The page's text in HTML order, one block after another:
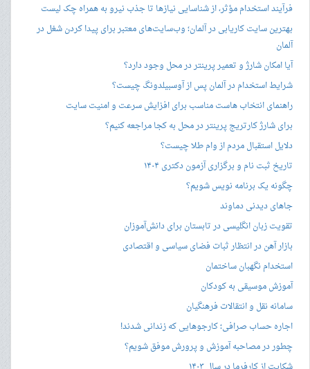
فرآیند استخدام مؤثر، از شناسایی نیازها تا جذب نیرو به همراه چک لیست
بهترین سایت کاریابی در آلمان؛ وب‌سایت‌های معتبر برای پیدا کردن شغل در
آلمان
آیا امکان شارژ و تعمیر پرینتر در محل وجود دارد؟
شرایط استخدام در آلمان پس از آوسبیلدونگ چیست؟
راهنمای انتخاب هاست مناسب برای افزایش سرعت و امنیت سایت
برای شارژ کارتریج پرینتر در محل به کجا مراجعه کنیم؟
دلایل استقبال مردم از وام طلا چیست؟
تاریخ ثبت نام و برگزاری آزمون دکتری ۱۴۰۴
چگونه یک برنامه نویس شویم؟
جاهای دیدنی دماوند
تقویت زبان انگلیسی در تابستان برای دانش‌آموزان
بازار آهن در انتظار ثبات فضای سیاسی و اقتصادی
استخدام نگهبان ساختمان
آموزش موسیقی به کودکان
سامانه نقل و انتقالات فرهنگیان
اجاره حساب صرافی؛ کارجوهایی که زندانی شدند!
چطور در مصاحبه‌ آموزش و پرورش موفق شویم؟